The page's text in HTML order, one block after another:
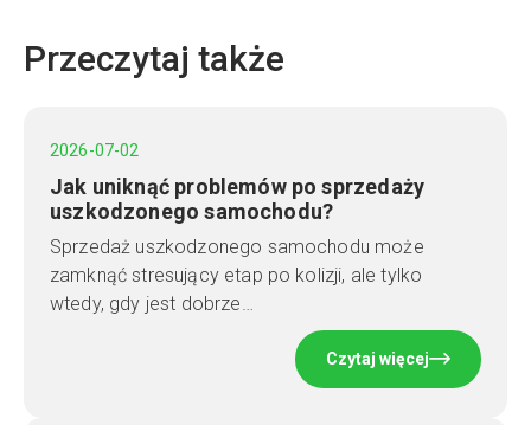
Przeczytaj także
2026-07-02
Jak uniknąć problemów po sprzedaży
uszkodzonego samochodu?
Sprzedaż uszkodzonego samochodu może
zamknąć stresujący etap po kolizji, ale tylko
wtedy, gdy jest dobrze…
Czytaj więcej